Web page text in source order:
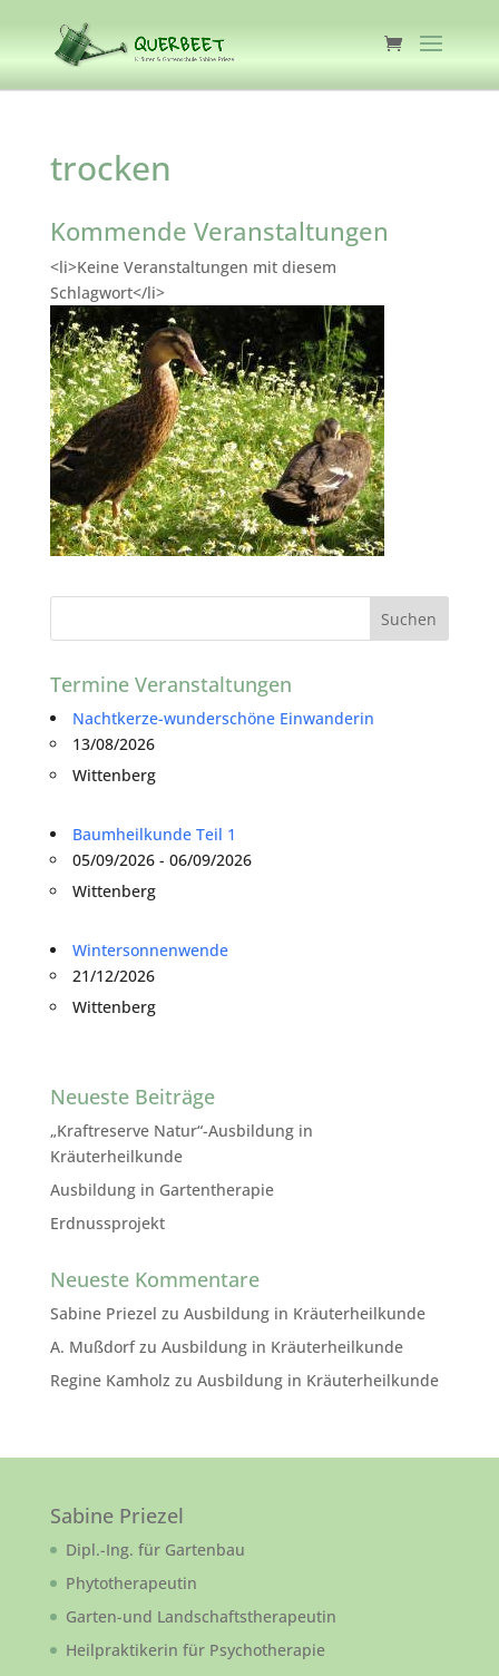
trocken
Kommende Veranstaltungen
<li>Keine Veranstaltungen mit diesem
Schlagwort</li>
Termine Veranstaltungen
Nachtkerze-wunderschöne Einwanderin
13/08/2026
Wittenberg
Baumheilkunde Teil 1
05/09/2026 - 06/09/2026
Wittenberg
Wintersonnenwende
21/12/2026
Wittenberg
Neueste Beiträge
„Kraftreserve Natur“-Ausbildung in
Kräuterheilkunde
Ausbildung in Gartentherapie
Erdnussprojekt
Neueste Kommentare
Sabine Priezel zu Ausbildung in Kräuterheilkunde
A. Mußdorfzu Ausbildung in Kräuterheilkunde
Regine Kamholz zu Ausbildung in Kräuterheilkunde
Sabine Priezel
Dipl.-Ing. für Gartenbau
Phytotherapeutin
Garten-und Landschaftstherapeutin
Heilpraktikerin für Psychotherapie